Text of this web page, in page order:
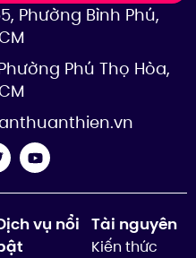
Phường Bình Phú,
Phú Thọ Hòa,
vụ nổi Tài nguyên
Kiến thức